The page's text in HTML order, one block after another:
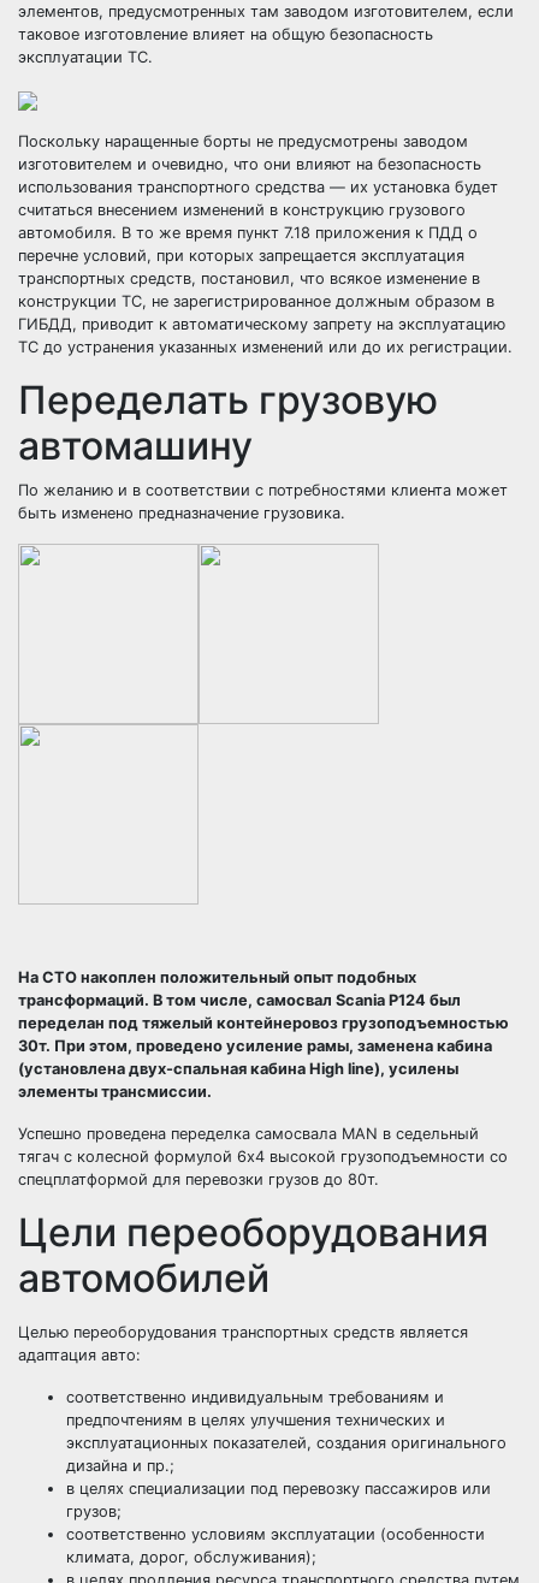
элементов, предусмотренных там заводом изготовителем, если
таковое изготовление влияет на общую безопасность
эксплуатации ТС.
Поскольку наращенные борты не предусмотрены заводом
изготовителем и очевидно, что они влияют на безопасность
использования транспортного средства — их установка будет
считаться внесением изменений в конструкцию грузового
автомобиля. В то же время пункт 7.18 приложения к ПДД о
перечне условий, при которых запрещается эксплуатация
транспортных средств, постановил, что всякое изменение в
конструкции ТС, не зарегистрированное должным образом в
ГИБДД, приводит к автоматическому запрету на эксплуатацию
ТС до устранения указанных изменений или до их регистрации.
Переделать грузовую
автомашину
По желанию и в соответствии с потребностями клиента может
быть изменено предназначение грузовика.
На СТО накоплен положительный опыт подобных
трансформаций. В том числе, самосвал Scania P124 был
переделан под тяжелый контейнеровоз грузоподъемностью
30т. При этом, проведено усиление рамы, заменена кабина
(установлена двух-спальная кабина Нigh line), усилены
элементы трансмиссии.
Успешно проведена переделка самосвала MAN в седельный
тягач с колесной формулой 6х4 высокой грузоподъемности со
спецплатформой для перевозки грузов до 80т.
Цели переоборудования
автомобилей
Целью переоборудования транспортных средств является
адаптация авто:
соответственно индивидуальным требованиям и
предпочтениям в целях улучшения технических и
эксплуатационных показателей, создания оригинального
дизайна и пр.;
в целях специализации под перевозку пассажиров или
грузов;
соответственно условиям эксплуатации (особенности
климата, дорог, обслуживания);